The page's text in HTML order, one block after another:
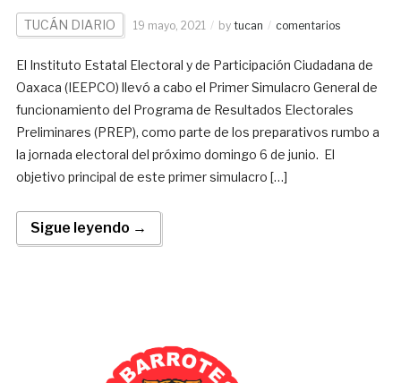
TUCÁN DIARIO 19 mayo, 2021 by tucan comentarios
El Instituto Estatal Electoral y de Participación Ciudadana de
Oaxaca (IEEPCO) llevó a cabo el Primer Simulacro General de
funcionamiento del Programa de Resultados Electorales
Preliminares (PREP), como parte de los preparativos rumbo a
la jornada electoral del próximo domingo 6 de junio. El
objetivo principal de este primer simulacro […]
Sigue leyendo →